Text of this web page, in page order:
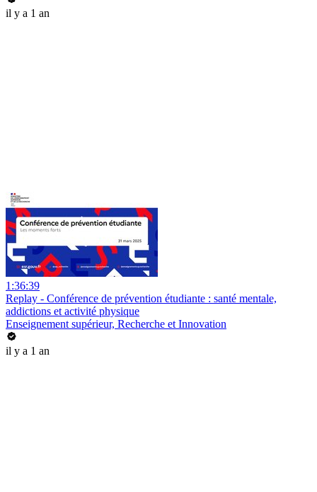
il y a 1 an
1:36:39
Replay - Conférence de prévention étudiante : santé mentale,
addictions et activité physique
Enseignement supérieur, Recherche et Innovation
il y a 1 an